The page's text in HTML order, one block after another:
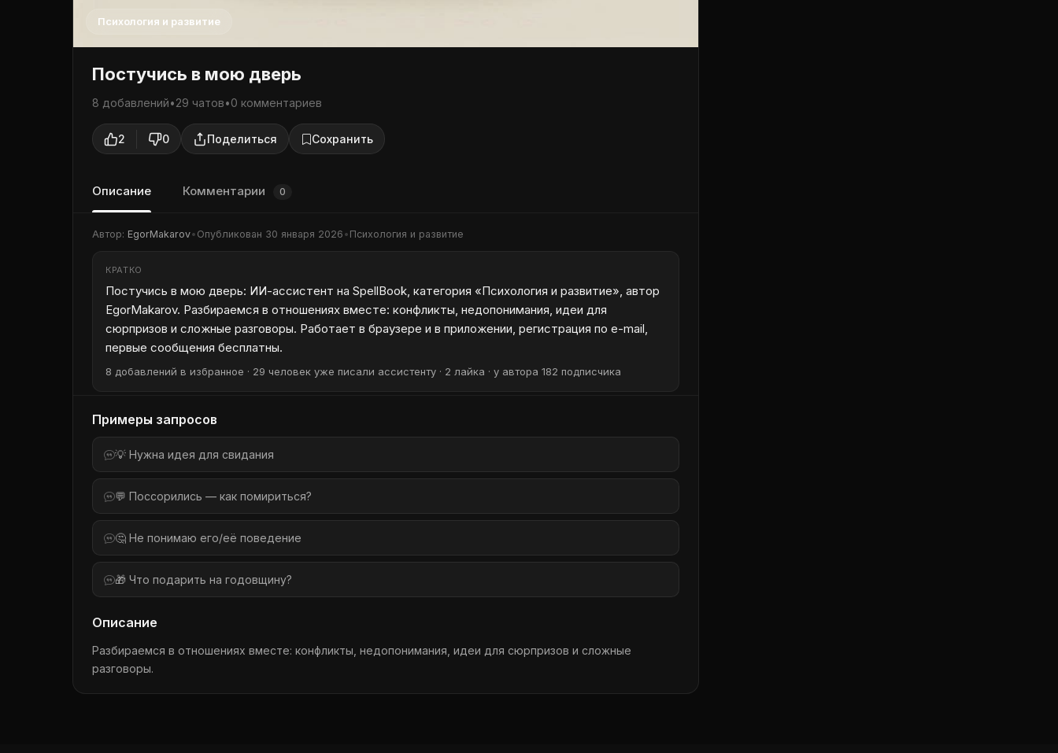
Психология и развитие
Постучись в мою дверь
8 добавлений•29 чатов•0 комментариев
2 0 Поделиться Сохранить
Описание Комментарии 0
Автор: EgorMakarov• Опубликован 30 января 2026 • Психология и развитие
КРАТКО
Постучись в мою дверь: ИИ-ассистент на SpellBook, категория «Психология и развитие», автор
EgorMakarov. Разбираемся в отношениях вместе: конфликты, недопонимания, идеи для
сюрпризов и сложные разговоры. Работает в браузере и в приложении, регистрация по e-mail,
первые сообщения бесплатны.
8 добавлений в избранное · 29 человек уже писали ассистенту · 2 лайка · у автора 182 подписчика
Примеры запросов
💡 Нужна идея для свидания
💬 Поссорились — как помириться?
🤔 Не понимаю его/её поведение
🎁 Что подарить на годовщину?
Описание
Разбираемся в отношениях вместе: конфликты, недопонимания, идеи для сюрпризов и сложные
разговоры.